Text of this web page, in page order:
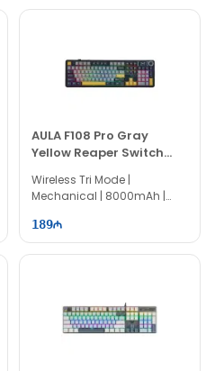
AULA F108 Pro Gray
Yellow Reaper Switch
Беспроводная Клавиатура
Wireless Tri Mode |
Mechanical | 8000mAh |
189